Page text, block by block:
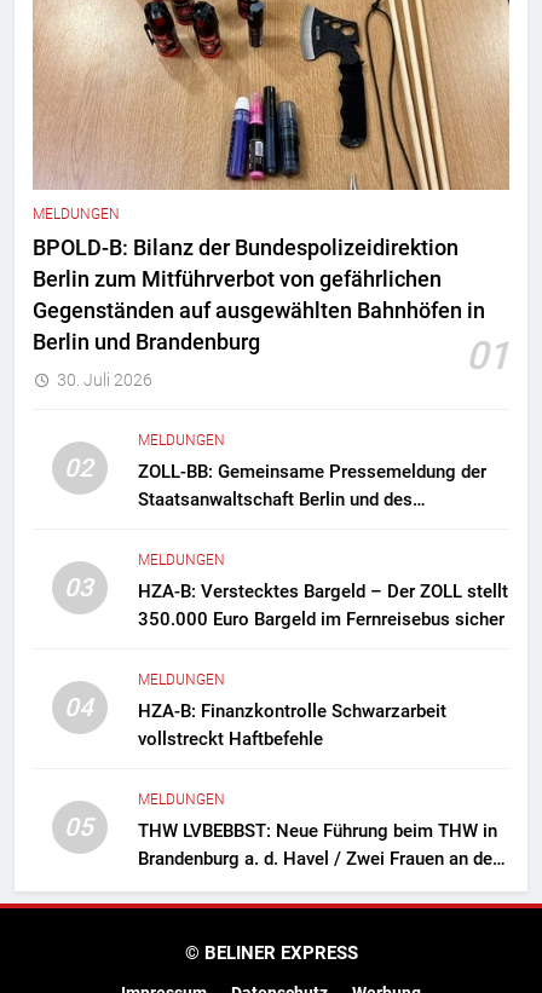
MELDUNGEN
BPOLD-B: Bilanz der Bundespolizeidirektion
Berlin zum Mitführverbot von gefährlichen
Gegenständen auf ausgewählten Bahnhöfen in
Berlin und Brandenburg
01
30. Juli 2026
02
MELDUNGEN
ZOLL-BB: Gemeinsame Pressemeldung der
Staatsanwaltschaft Berlin und des
Zollfahndung hebt mutmaßliches
Drogenlabor aus
03
MELDUNGEN
HZA-B: Verstecktes Bargeld – Der ZOLL stellt
350.000 Euro Bargeld im Fernreisebus sicher
04
MELDUNGEN
HZA-B: Finanzkontrolle Schwarzarbeit
vollstreckt Haftbefehle
05
MELDUNGEN
THW LVBEBBST: Neue Führung beim THW in
Brandenburg a. d. Havel / Zwei Frauen an der
Spitze des Ortsverbands
© BELINER EXPRESS